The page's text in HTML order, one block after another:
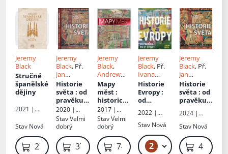
Jeremy
Black
Stručné
španělské
dějiny
2021 |
r.o.nakladat
Stav Nová
279 Kč
Jeremy
Black, Př.
Jan
Šindelka
Historie
světa: od
pravěku
po 21.
století
2020 |
Euromedia
Group
StavVelmi
dobrý
379 Kč
Jeremy
Black,
Andrew
Humphrey
s,Andrew
Heritage
Thomas
Cussans
Př.Jaroslav
Hofmann
Mapy
měst:
historická
výprava
za
mapami,
plány a
obrazy
měst
2017 |
Knižní klub
StavVelmi
dobrý
749 Kč
Jeremy
Black, Př.
Ivana
Rybecká
Historie
Evropy:
od
pravěku
do 21.
století
2022 |
Group
Stav Nová
2 269 Kč – 499 Kč
Jeremy
Black, Př.
Jan
Šindelka
Historie
světa : od
pravěku
století
2024 |
Group
Stav Nová
499 Kč